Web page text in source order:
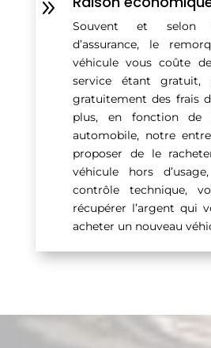
9
Souvent et selon
d’assurance, le
véhicule vous coûte
service étant gratuit,
gratuitement des frais
plus, en fonction de
automobile, notre
proposer de le
véhicule hors
contrôle technique,
récupérer l’argent qui
acheter un nouveau